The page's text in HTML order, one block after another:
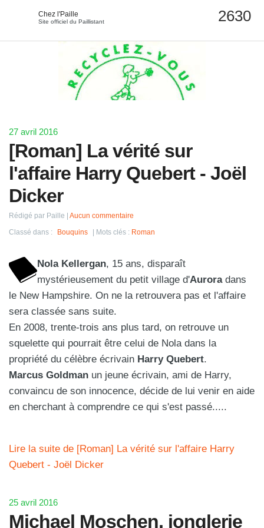
Chez l'Paille
Site officiel du Paillistant
27 avril 2016
[Roman] La vérité sur
l'affaire Harry Quebert - Joël
Dicker
Rédigé par Paille Aucun commentaire
Classé dans : Bouquins Mots clés : Roman
Nola Kellergan, 15 ans, disparaît
mystérieusement du petit village d'Auroradans
le New Hampshire. On ne la retrouvera pas et l'affaire
sera classée sans suite.
En 2008, trente-trois ans plus tard, on retrouve un
squelette qui pourrait être celui de Nola dans la
propriété du célèbre écrivain Harry Quebert.
Marcus Goldman un jeune écrivain, ami de Harry,
convaincu de son innocence, décide de lui venir en aide
en cherchant à comprendre ce qui s'est passé.....
Lire la suite de [Roman] La vérité sur l'affaire Harry
Quebert - Joël Dicker
25 avril 2016
Michael Moschen, jonglerie